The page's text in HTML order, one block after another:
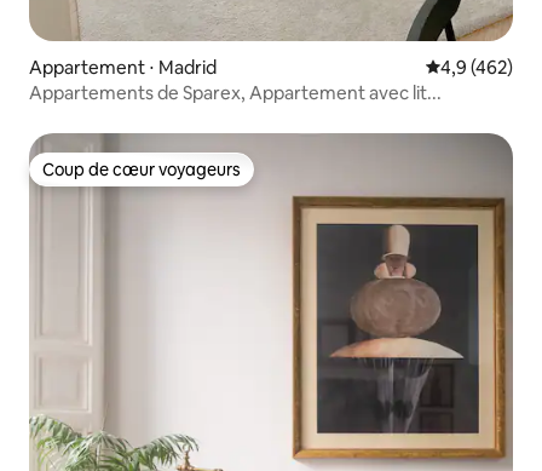
Appartement ⋅ Madrid Évaluation
4,9 (462)
Appartements de Sparex, Appartement avec lit...
Coup de cœur voyageurs
Coup de cœur voyageurs